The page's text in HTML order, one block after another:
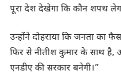
पूरा देश देखेगा कि कौन शपथ
उन्होंने दोहराया कि जनता का
फिर से नीतीश कुमार के साथ है,
एनडीए की सरकार बनेगी।”